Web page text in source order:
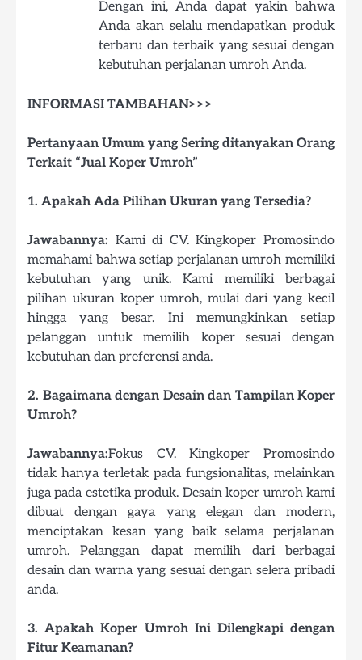
Dengan ini, Anda dapat yakin bahwa
Anda akan selalu mendapatkan produk
terbaru dan terbaik yang sesuai dengan
kebutuhan perjalanan umroh Anda.
INFORMASI TAMBAHAN>>>
Pertanyaan Umum yang Sering ditanyakan Orang
Terkait “Jual Koper Umroh”
1. Apakah Ada Pilihan Ukuran yang Tersedia?
Jawabannya: Kami di CV. Kingkoper Promosindo
memahami bahwa setiap perjalanan umroh memiliki
kebutuhan yang unik. Kami memiliki berbagai
pilihan ukuran koper umroh, mulai dari yang kecil
hingga yang besar. Ini memungkinkan setiap
pelanggan untuk memilih koper sesuai dengan
kebutuhan dan preferensi anda.
2. Bagaimana dengan Desain dan Tampilan Koper
Umroh?
Jawabannya:Fokus CV. Kingkoper Promosindo
tidak hanya terletak pada fungsionalitas, melainkan
juga pada estetika produk. Desain koper umroh kami
dibuat dengan gaya yang elegan dan modern,
menciptakan kesan yang baik selama perjalanan
umroh. Pelanggan dapat memilih dari berbagai
desain dan warna yang sesuai dengan selera pribadi
anda.
3. Apakah Koper Umroh Ini Dilengkapi dengan
Fitur Keamanan?